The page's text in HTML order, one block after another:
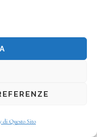
di Questo Sito
è la
non corretti,